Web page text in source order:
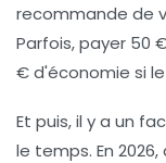
recommande de
Parfois, payer 50
€ d'économie si
Et puis, il y a un
le temps. En